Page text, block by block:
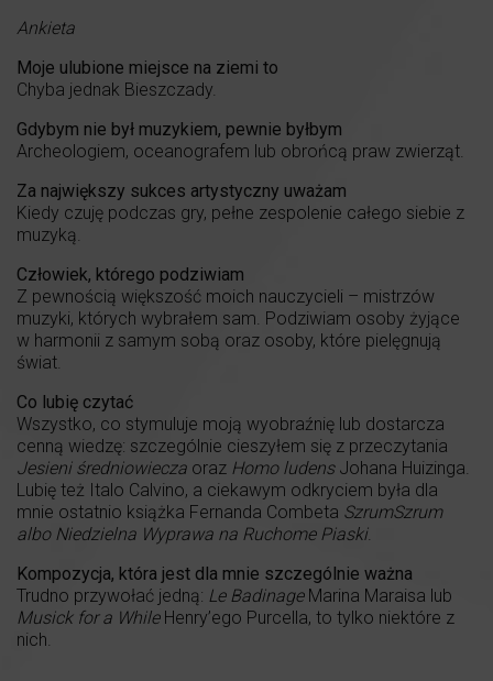
Ankieta
Moje ulubione miejsce na ziemi to
Chyba jednak Bieszczady.
Gdybym nie był muzykiem, pewnie byłbym
Archeologiem, oceanografem lub obrońcą praw zwierząt.
Za największy sukces artystyczny uważam
Kiedy czuję podczas gry, pełne zespolenie całego siebie z
muzyką.
Człowiek, którego podziwiam
Z pewnością większość moich nauczycieli – mistrzów
muzyki, których wybrałem sam. Podziwiam osoby żyjące
w harmonii z samym sobą oraz osoby, które pielęgnują
świat.
Co lubię czytać
Wszystko, co stymuluje moją wyobraźnię lub dostarcza
cenną wiedzę: szczególnie cieszyłem się z przeczytania
Jesieni średniowiecza oraz Homo ludensJohana Huizinga.
Lubię też Italo Calvino, a ciekawym odkryciem była dla
mnie ostatnio książka Fernanda Combeta SzrumSzrum
albo Niedzielna Wyprawa na Ruchome Piaski.
Kompozycja, która jest dla mnie szczególnie ważna
Trudno przywołać jedną: Le BadinageMarina Maraisa lub
Musick for a WhileHenry’ego Purcella, to tylko niektóre z
nich.